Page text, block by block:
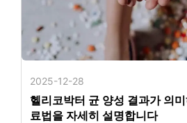
2025-12-28
헬리코박터 균 양성 결과가 의
료법을 자세히 설명합니다